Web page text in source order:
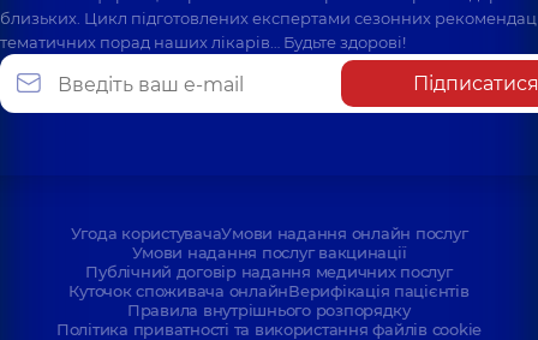
близьких. Цикл підготовлених експертами сезонних
тематичних порад наших лікарів… Будьте здорові!
Підписатися
Угода користувачаУмови надання онлайн послуг
Умови надання послуг вакцинації
Публічний договір надання медичних послуг
Куточок споживача онлайнВерифікація пацієнтів
Правила внутрішнього розпорядку
Політика приватності та використання файлів cookie